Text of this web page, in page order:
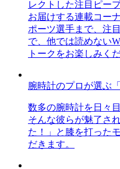
レクトした注目ピー
お届けする連載コー
ポーツ選手まで、注
で、他では読めない
トークをお楽しみく
腕時計のプロが選ぶ
数多の腕時計を日々
そんな彼らが魅了さ
た！」と膝を打った
だきます。